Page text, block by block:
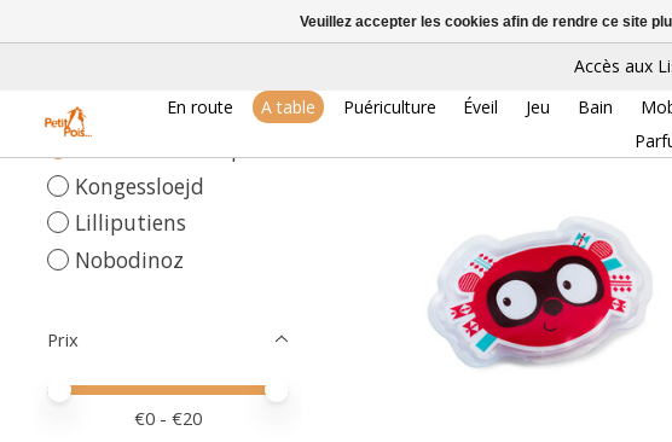
Accès aux
En route
A table Puériculture Éveil Jeu Bain
Kongessloejd
Lilliputiens
Nobodinoz
Prix
Prix minimum
Price maximum value
€0- €20
Veuillez accepter les cookies afin de rendre ce site